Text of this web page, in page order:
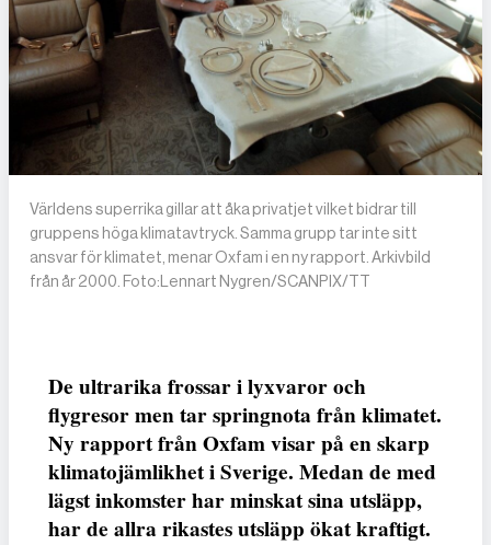
Världens superrika gillar att åka privatjet vilket bidrar till
gruppens höga klimatavtryck. Samma grupp tar inte sitt
ansvar för klimatet, menar Oxfam i en ny rapport. Arkivbild
från år 2000. Foto:Lennart Nygren/SCANPIX/TT
De ultrarika frossar i lyxvaror och
flygresor men tar springnota från klimatet.
Ny rapport från Oxfam visar på en skarp
klimatojämlikhet i Sverige. Medan de med
lägst inkomster har minskat sina utsläpp,
har de allra rikastes utsläpp ökat kraftigt.